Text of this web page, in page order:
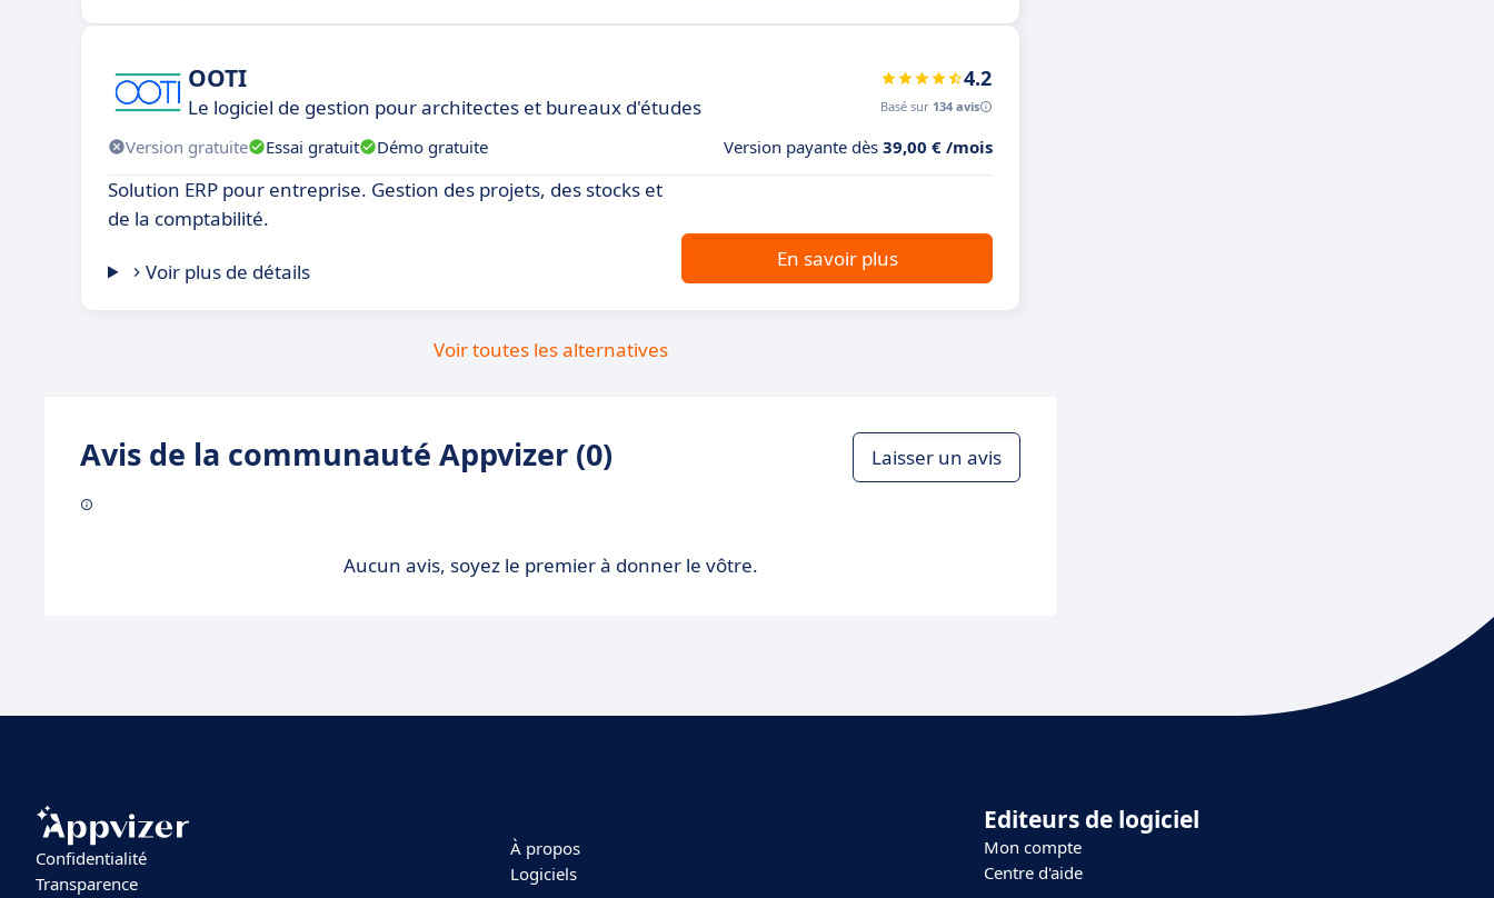
OOTI
Le logiciel de gestion pour architectes et bureaux d'études
4.2
Basé sur 134 avis
Version gratuite Essai gratuit Démo gratuite Version payante dès 39,00 € /mois
Solution ERP pour entreprise. Gestion des projets, des stocks et
de la comptabilité.
Voir plus de détails
En savoir plus
Voir toutes les alternatives
Avis de la communauté Appvizer (0) Laisser un avis
Aucun avis, soyez le premier à donner le vôtre.
Confidentialité
Transparence
À propos
Logiciels
Editeurs de logiciel
Mon compte
Centre d'aide